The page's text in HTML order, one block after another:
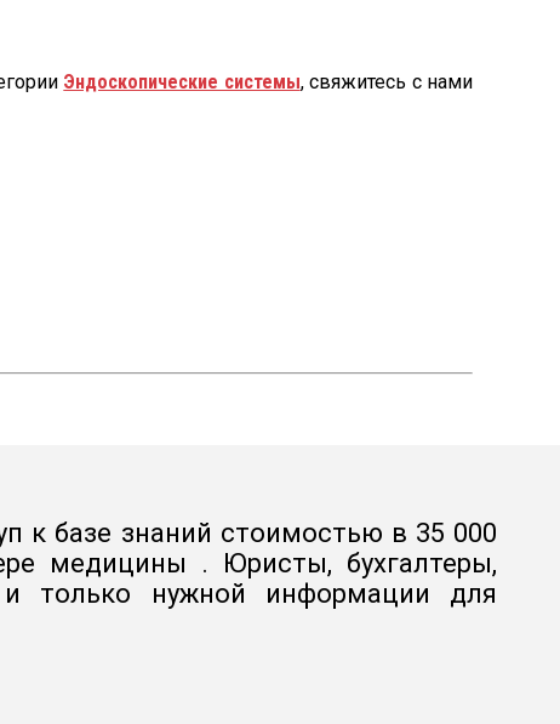
Эндоскопические системы, свяжитесь с нами
к базе знаний стоимостью в 35 000
медицины . Юристы, бухгалтеры,
и только нужной информации для